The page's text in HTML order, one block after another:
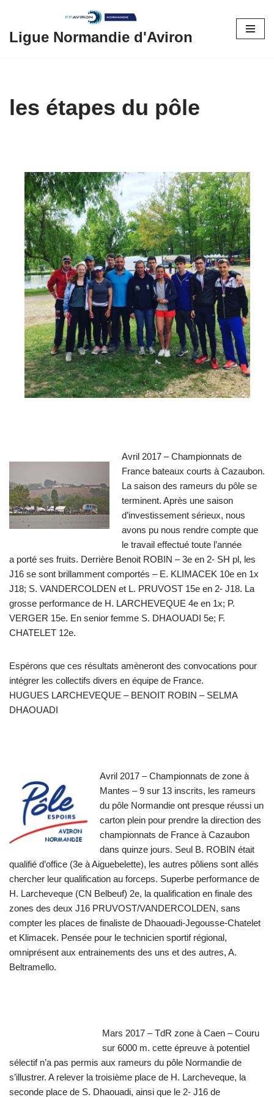
Aller
Ligue Normandie d'Aviron
les étapes du pôle
Avril 2017 – Championnats de
France bateaux courts à Cazaubon.
La saison des rameurs du pôle se
terminent. Après une saison
d’investissement sérieux, nous
avons pu nous rendre compte que
le travail effectué toute l’année
a porté ses fruits. Derrière Benoit ROBIN – 3e en 2- SH pl, les
J16 se sont brillamment comportés – E. KLIMACEK 10e en 1x
J18; S. VANDERCOLDEN et L. PRUVOST 15e en 2- J18. La
grosse performance de H. LARCHEVEQUE 4e en 1x; P.
VERGER 15e. En senior femme S. DHAOUADI 5e; F.
CHATELET 12e.
Espérons que ces résultats amèneront des convocations pour
intégrer les collectifs divers en équipe de France.
HUGUES LARCHEVEQUE – BENOIT ROBIN – SELMA
DHAOUADI
Avril 2017 – Championnats de zone à
Mantes – 9 sur 13 inscrits, les rameurs
du pôle Normandie ont presque réussi un
carton plein pour prendre la direction des
championnats de France à Cazaubon
dans quinze jours. Seul B. ROBIN était
qualifié d’office (3e à Aiguebelette), les autres pôliens sont allés
chercher leur qualification au forceps. Superbe performance de
H. Larcheveque (CN Belbeuf) 2e, la qualification en finale des
zones des deux J16 PRUVOST/VANDERCOLDEN, sans
compter les places de finaliste de Dhaouadi-Jegousse-Chatelet
et Klimacek. Pensée pour le technicien sportif régional,
omniprésent aux entrainements des uns et des autres, A.
Beltramello.
Mars 2017 – TdR zone à Caen – Couru
sur 6000 m. cette épreuve à potentiel
sélectif n’a pas permis aux rameurs du pôle Normandie de
s’illustrer. A relever la troisième place de H. Larcheveque, la
seconde place de S. Dhaouadi, ainsi que le 2- J16 de